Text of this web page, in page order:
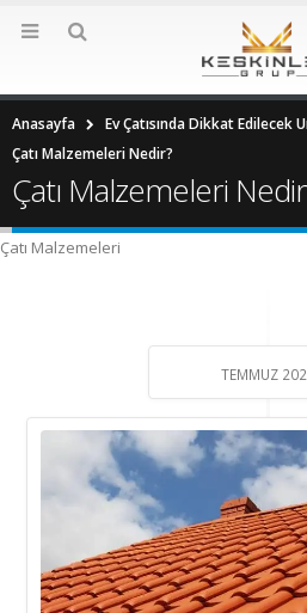
Anasayfa
Ev Çatısında Dikkat Edilecek
Çatı Malzemeleri Nedir?
Çatı Malzemeleri
Çatı Malzemeleri
TEMMUZ